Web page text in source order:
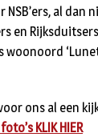
al
en
woonoord
ons al een
KLIK HIER